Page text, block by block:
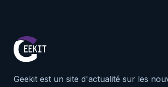
Geekit est un site d'actualité sur les